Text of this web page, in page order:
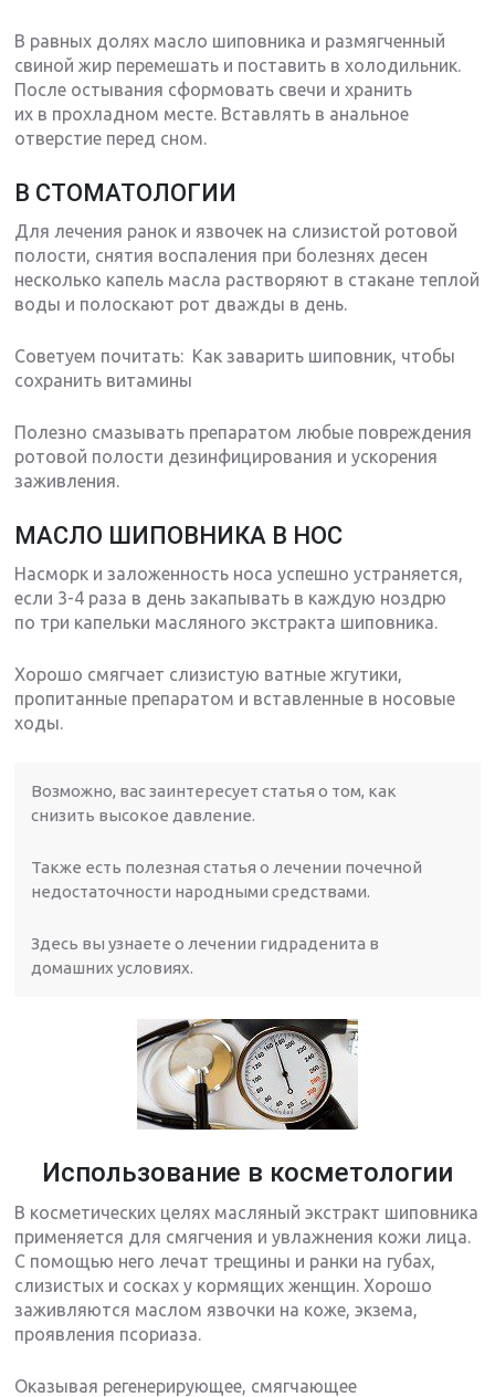
В равных долях масло шиповника и размягченный
свиной жир перемешать и поставить в холодильник.
После остывания сформовать свечи и хранить
их в прохладном месте. Вставлять в анальное
отверстие перед сном.
В СТОМАТОЛОГИИ
Для лечения ранок и язвочек на слизистой ротовой
полости, снятия воспаления при болезнях десен
несколько капель масла растворяют в стакане теплой
воды и полоскают рот дважды в день.
Советуем почитать: Как заварить шиповник, чтобы
сохранить витамины
Полезно смазывать препаратом любые повреждения
ротовой полости дезинфицирования и ускорения
заживления.
МАСЛО ШИПОВНИКА В НОС
Насморк и заложенность носа успешно устраняется,
если 3-4 раза в день закапывать в каждую ноздрю
по три капельки масляного экстракта шиповника.
Хорошо смягчает слизистую ватные жгутики,
пропитанные препаратом и вставленные в носовые
ходы.
Возможно, вас заинтересует статья о том, как
снизить высокое давление.
Также есть полезная статья о лечении почечной
недостаточности народными средствами.
Здесь вы узнаете о лечении гидраденита в
домашних условиях.
Использование в косметологии
В косметических целях масляный экстракт шиповника
применяется для смягчения и увлажнения кожи лица.
С помощью него лечат трещины и ранки на губах,
слизистых и сосках у кормящих женщин. Хорошо
заживляются маслом язвочки на коже, экзема,
проявления псориаза.
Оказывая регенерирующее, смягчающее